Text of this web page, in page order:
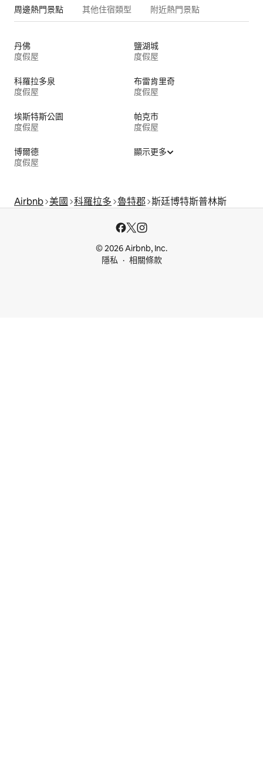
周邊熱門景點 其他住宿類型 附近熱門景點
丹佛
度假屋
鹽湖城
度假屋
科羅拉多泉
度假屋
布雷肯里奇
度假屋
埃斯特斯公園
度假屋
帕克市
度假屋
博爾德
度假屋
顯示更多
Airbnb 美國 科羅拉多 魯特郡 斯廷博特斯普林斯
© 2026 Airbnb, Inc.
隱私
相關條款